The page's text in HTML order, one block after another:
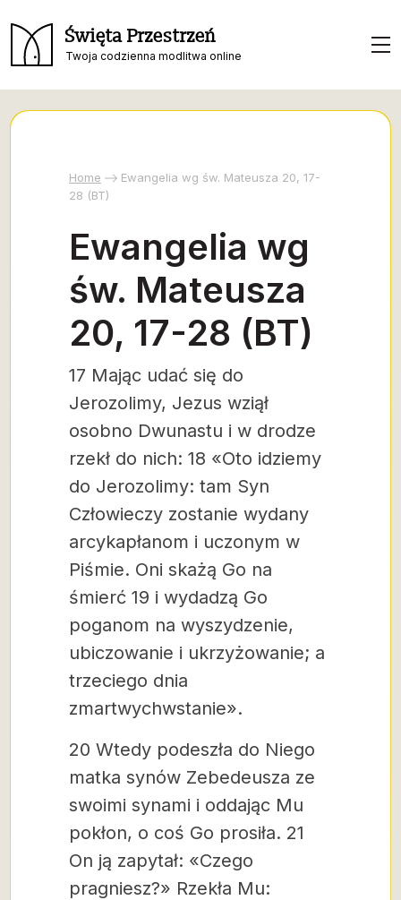
Święta Przestrzeń
Twoja codzienna modlitwa online
Home
Ewangelia wg św. Mateusza 20, 17-
28 (BT)
Ewangelia wg
św. Mateusza
20, 17-28 (BT)
17 Mając udać się do
Jerozolimy, Jezus wziął
osobno Dwunastu i w drodze
rzekł do nich: 18 «Oto idziemy
do Jerozolimy: tam Syn
Człowieczy zostanie wydany
arcykapłanom i uczonym w
Piśmie. Oni skażą Go na
śmierć 19 i wydadzą Go
poganom na wyszydzenie,
ubiczowanie i ukrzyżowanie; a
trzeciego dnia
zmartwychwstanie».
20 Wtedy podeszła do Niego
matka synów Zebedeusza ze
swoimi synami i oddając Mu
pokłon, o coś Go prosiła. 21
On ją zapytał: «Czego
pragniesz?» Rzekła Mu: